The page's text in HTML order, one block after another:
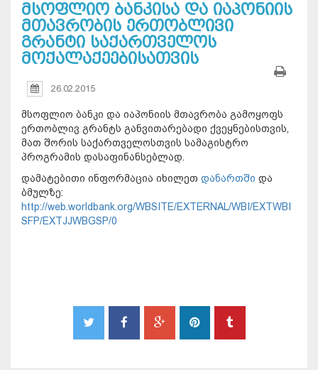
მსოფლიო ბანკისა და იაპონიის
მთავრობის ერთობლივი
გრანტი საქართველოს
მოქალაქეებისათვის
26.02.2015
მსოფლიო ბანკი და იაპონიის მთავრობა გამოყოფს
ერთობლივ გრანტს განვითარებადი ქვეყნებისთვის,
მათ შორის საქართველოსთვის სამაგისტრო
პროგრამის დასაფინანსებლად.
დამატებითი ინფორმაცია იხილეთ დანართში და
ბმულზე:
http://web.worldbank.org/WBSITE/EXTERNAL/WBI/EXTWBI
SFP/EXTJJWBGSP/0